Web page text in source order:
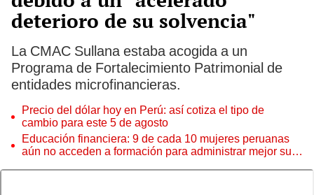
deterioro de su solvencia"
La CMAC Sullana estaba acogida a un
Programa de Fortalecimiento Patrimonial de
entidades microfinancieras.
Precio del dólar hoy en Perú: así cotiza el tipo de
cambio para este 5 de agosto
Educación financiera: 9 de cada 10 mujeres peruanas
aún no acceden a formación para administrar mejor su